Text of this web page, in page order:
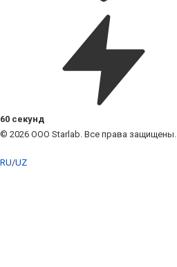
60 секунд
© 2026 ООО Starlab. Все права защищены.
RU/UZ